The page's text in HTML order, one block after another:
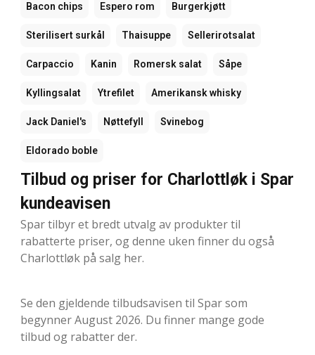
Bacon chips Espero rom Burgerkjøtt
Sterilisert surkål Thaisuppe Sellerirotsalat
Carpaccio Kanin Romersk salat Såpe
Kyllingsalat Ytrefilet Amerikansk whisky
Jack Daniel's Nøttefyll Svinebog
Eldorado boble
Tilbud og priser for Charlottløk i Spar
kundeavisen
Spar tilbyr et bredt utvalg av produkter til
rabatterte priser, og denne uken finner du også
Charlottløk på salg her.
Se den gjeldende tilbudsavisen til Spar som
begynner August 2026. Du finner mange gode
tilbud og rabatter der.